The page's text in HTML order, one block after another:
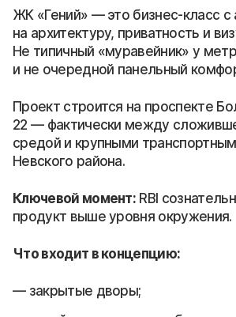
ЖК «Гений» — это бизнес-класс с
на архитектуру, приватность и
Не типичный «муравейник» у
и не очередной панельный
Проект строится на проспекте
22 — фактически между
средой и крупными
Невского района.
Ключевой момент: RBI
продукт выше уровня окружения.
Что входит в концепцию:
закрытые дворы;